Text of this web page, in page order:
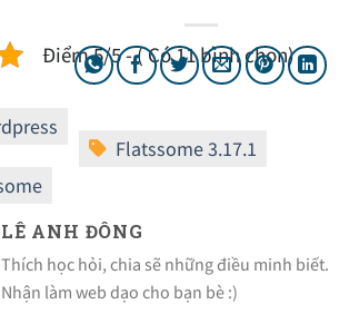
Điểm 5/5 - ( Có 11 bình chọn)
LÊ ANH ĐÔNG
Thích học hỏi, chia sẽ những điều minh biết.
Nhận làm web dạo cho bạn bè :)